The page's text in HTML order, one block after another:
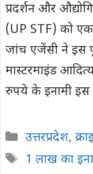
प्रदर्शन और
(UP STF) को
जांच एजेंसी ने इस
मास्टरमाइंड
रुपये के इनामी
Categories
उत्तरप्रदेश,
Tags
1 लाख का